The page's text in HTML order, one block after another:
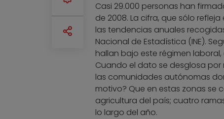
Casi 29.000 personas han
de 2008. La cifra, que sólo
las tendencias anuales
Nacional de Estadística (INE).
hallan bajo este régimen
Cuando el dato se desglosa por
las comunidades autónomas
motivo? Que en estas zonas se
agricultura del país; cuatro
lo largo del año.